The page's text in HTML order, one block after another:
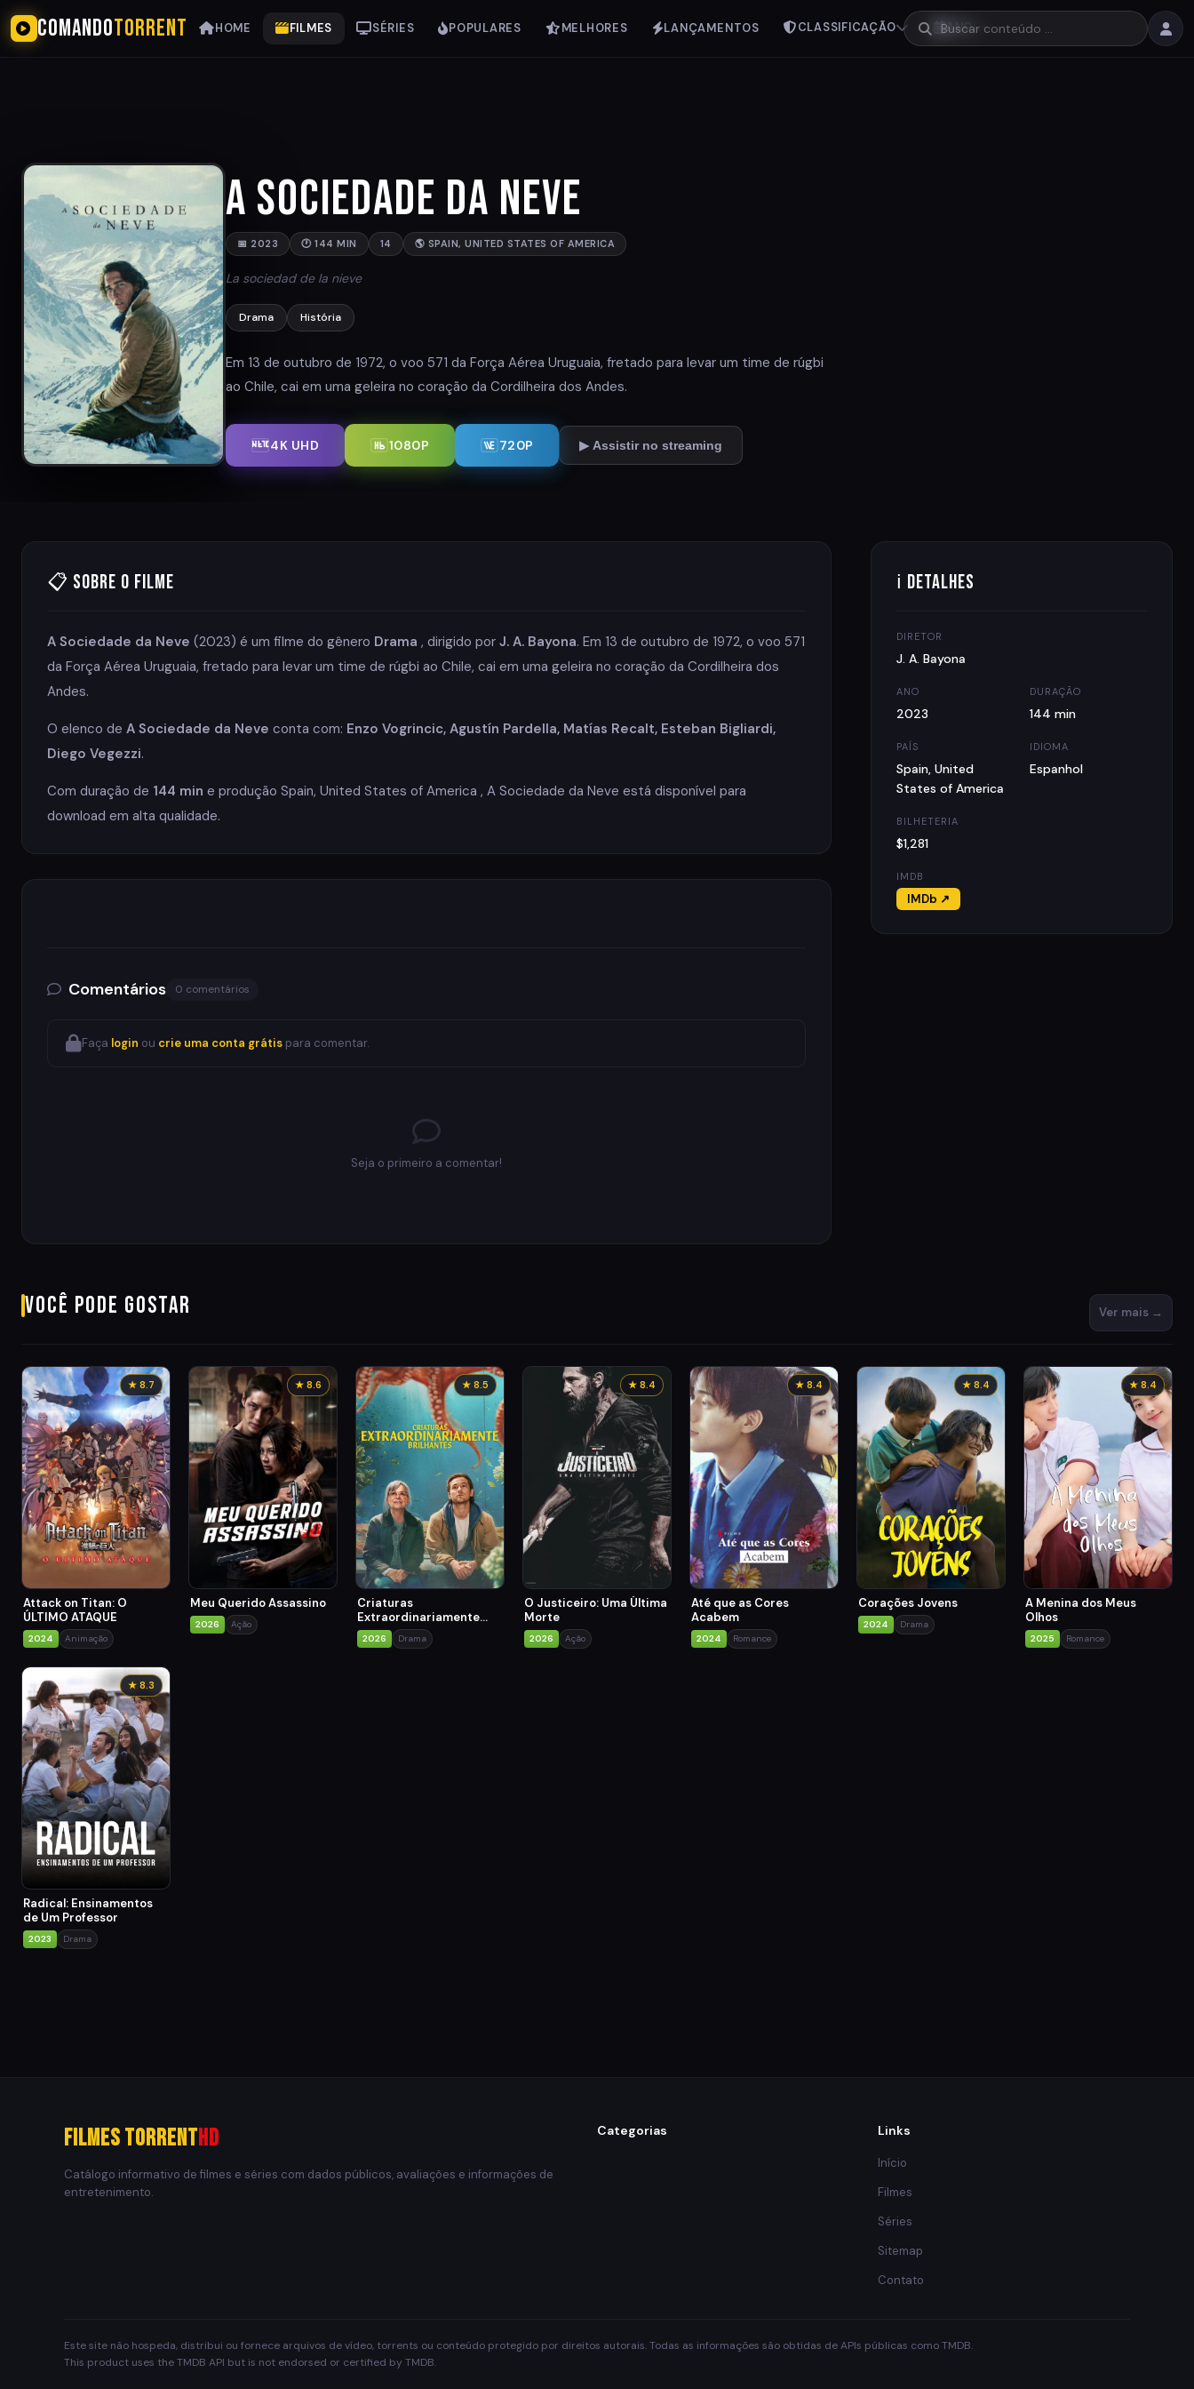
COMANDOTORRENT HOME FILMES SÉRIES POPULARES MELHORES LANÇAMENTOS CLASSIFICAÇÃO ANO
A Sociedade da Neve
📅 2023 🕐 144 MIN 14 🌎 SPAIN, UNITED STATES OF AMERICA
La sociedad de la nieve
Drama História
Em 13 de outubro de 1972, o voo 571 da Força Aérea Uruguaia, fretado para levar um time de rúgbi
ao Chile, cai em uma geleira no coração da Cordilheira dos Andes.
4K UHD 1080P 720P ▶ Assistir no streaming
📋 Sobre o Filme
A Sociedade da Neve (2023) é um filme do gênero Drama , dirigido por J. A. Bayona. Em 13 de outubro de 1972, o voo 571
da Força Aérea Uruguaia, fretado para levar um time de rúgbi ao Chile, cai em uma geleira no coração da Cordilheira dos
Andes.
O elenco de A Sociedade da Neve conta com: Enzo Vogrincic, Agustín Pardella, Matías Recalt, Esteban Bigliardi,
Diego Vegezzi.
Com duração de 144 min e produção Spain, United States of America , A Sociedade da Neve está disponível para
download em alta qualidade.
Comentários 0 comentários
Faça login ou crie uma conta grátis para comentar.
Seja o primeiro a comentar!
ℹ Detalhes
DIRETOR
J. A. Bayona
ANO
2023
DURAÇÃO
144 min
PAÍS
Spain, United
States of America
IDIOMA
Espanhol
BILHETERIA
$1,281
IMDB
IMDb ↗
Você pode gostar Ver mais →
★ 8.7
Attack on Titan: O
ÚLTIMO ATAQUE
2024 Animação
★ 8.6
Meu Querido Assassino
2026 Ação
★ 8.5
Criaturas
Extraordinariamente
Brilhantes
2026 Drama
★ 8.4
O Justiceiro: Uma Última
Morte
2026 Ação
★ 8.4
Até que as Cores
Acabem
2024 Romance
★ 8.4
Corações Jovens
2024 Drama
★ 8.4
A Menina dos Meus
Olhos
2025 Romance
★ 8.3
Radical: Ensinamentos
de Um Professor
2023 Drama
Filmes TorrentHD
Catálogo informativo de filmes e séries com dados públicos, avaliações e informações de
entretenimento.
Categorias Links
Início
Filmes
Séries
Sitemap
Contato
Este site não hospeda, distribui ou fornece arquivos de vídeo, torrents ou conteúdo protegido por direitos autorais. Todas as informações são obtidas de APIs públicas como TMDB.
This product uses the TMDB API but is not endorsed or certified by TMDB.